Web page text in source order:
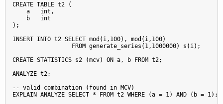
CREATE TABLE t2 (
    a   int,
    b   int
);
INSERT INTO t2 SELECT mod(i,100), mod(i,100)
                 FROM generate_series(1,1000000) s(i);
CREATE STATISTICS s2 (mcv) ON a, b FROM t2;
ANALYZE t2;
-- valid combination (found in MCV)
EXPLAIN ANALYZE SELECT * FROM t2 WHERE (a = 1) AND (b = 1);